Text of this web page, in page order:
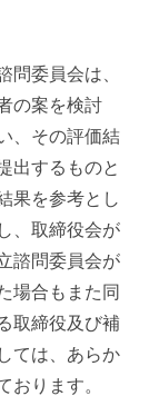
委員会は、
の案を検討
、その評価結
出するものと
果を参考とし
、取締役会が
諮問委員会が
場合もまた同
取締役及び補
ては、あらか
おります。